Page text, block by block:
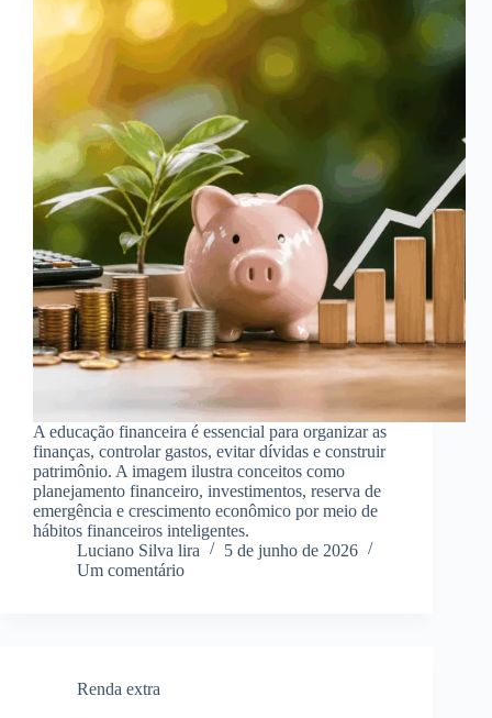
A educação financeira é essencial para organizar as
finanças, controlar gastos, evitar dívidas e construir
patrimônio. A imagem ilustra conceitos como
planejamento financeiro, investimentos, reserva de
emergência e crescimento econômico por meio de
hábitos financeiros inteligentes.
Luciano Silva lira
5 de junho de 2026
Um comentário
Renda extra